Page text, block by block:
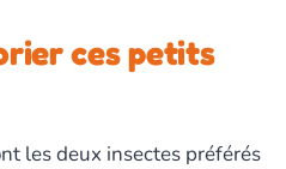
ces petits
les deux insectes préférés